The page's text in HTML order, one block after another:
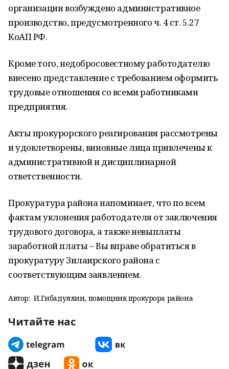
организации возбуждено административное
производство, предусмотренного ч. 4 ст. 5.27
КоАП РФ.
Кроме того, недобросовестному работодателю
внесено представление с требованием оформить
трудовые отношения со всеми работниками
предприятия.
Акты прокурорского реагирования рассмотрены
и удовлетворены, виновные лица привлечены к
административной и дисциплинарной
ответственности.
Прокуратура района напоминает, что по всем
фактам уклонения работодателя от заключения
трудового договора, а также невыплаты
заработной платы – Вы вправе обратиться в
прокуратуру Зилаирского района с
соответствующим заявлением.
Автор: И.Гибадуллин, помощник прокурора района
Читайте нас